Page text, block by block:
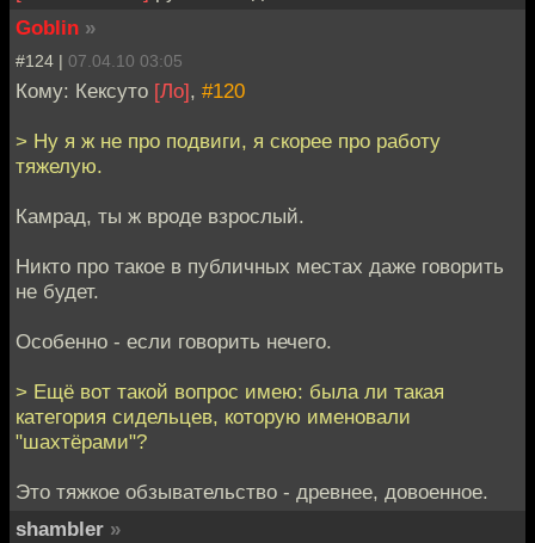
Goblin »
#124 | 07.04.10 03:05
Кому: Кексуто [Ло], #120
> Ну я ж не про подвиги, я скорее про работу
тяжелую.
Камрад, ты ж вроде взрослый.
Никто про такое в публичных местах даже говорить
не будет.
Особенно - если говорить нечего.
> Ещё вот такой вопрос имею: была ли такая
категория сидельцев, которую именовали
"шахтёрами"?
Это тяжкое обзывательство - древнее, довоенное.
shambler »